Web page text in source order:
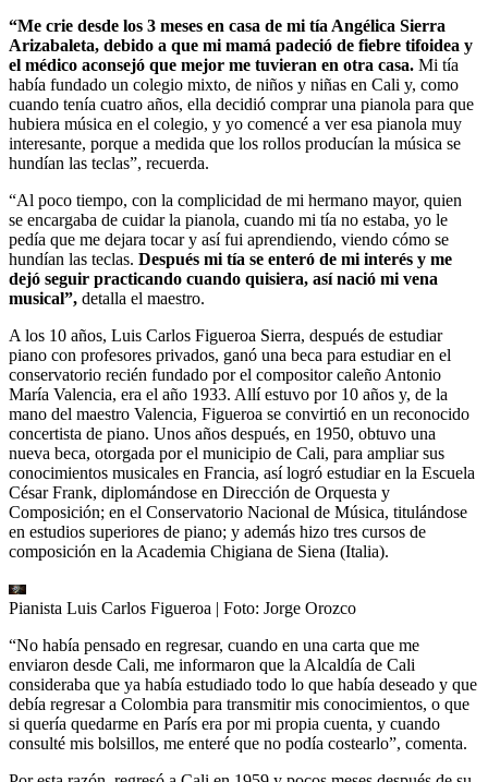
“Me crie desde los 3 meses en casa de mi tía Angélica Sierra
Arizabaleta, debido a que mi mamá padeció de fiebre tifoidea y
el médico aconsejó que mejor me tuvieran en otra casa. Mi tía
había fundado un colegio mixto, de niños y niñas en Cali y, como
cuando tenía cuatro años, ella decidió comprar una pianola para que
hubiera música en el colegio, y yo comencé a ver esa pianola muy
interesante, porque a medida que los rollos producían la música se
hundían las teclas”, recuerda.
“Al poco tiempo, con la complicidad de mi hermano mayor, quien
se encargaba de cuidar la pianola, cuando mi tía no estaba, yo le
pedía que me dejara tocar y así fui aprendiendo, viendo cómo se
hundían las teclas. Después mi tía se enteró de mi interés y me
dejó seguir practicando cuando quisiera, así nació mi vena
musical”, detalla el maestro.
A los 10 años, Luis Carlos Figueroa Sierra, después de estudiar
piano con profesores privados, ganó una beca para estudiar en el
conservatorio recién fundado por el compositor caleño Antonio
María Valencia, era el año 1933. Allí estuvo por 10 años y, de la
mano del maestro Valencia, Figueroa se convirtió en un reconocido
concertista de piano. Unos años después, en 1950, obtuvo una
nueva beca, otorgada por el municipio de Cali, para ampliar sus
conocimientos musicales en Francia, así logró estudiar en la Escuela
César Frank, diplomándose en Dirección de Orquesta y
Composición; en el Conservatorio Nacional de Música, titulándose
en estudios superiores de piano; y además hizo tres cursos de
composición en la Academia Chigiana de Siena (Italia).
Pianista Luis Carlos Figueroa | Foto: Jorge Orozco
“No había pensado en regresar, cuando en una carta que me
enviaron desde Cali, me informaron que la Alcaldía de Cali
consideraba que ya había estudiado todo lo que había deseado y que
debía regresar a Colombia para transmitir mis conocimientos, o que
si quería quedarme en París era por mi propia cuenta, y cuando
consulté mis bolsillos, me enteré que no podía costearlo”, comenta.